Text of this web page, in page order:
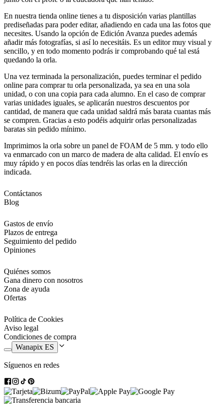
En nuestra tienda online tienes a tu disposición varias plantillas
prediseñadas para poder editar, añadiendo en cada una las fotos que
necesites. Usando la opción de Edición Avanza puedes además
añadir más fotografías, si así lo necesitáis. Es un editor muy visual y
sencillo, y en todo momento podrás ir comprobando qué tal está
quedando la orla.
Una vez terminada la personalización, puedes terminar el pedido
online para comprar tu orla personalizada, ya sea en una sola
unidad, o con una copia para cada alumno. En el caso de comprar
varias unidades iguales, se aplicarán nuestros descuentos por
cantidad, de manera que cada unidad saldrá más barata cuantas más
se compren. Gracias a esto podéis adquirir orlas personalizadas
baratas sin pedido mínimo.
Imprimimos la orla sobre un panel de FOAM de 5 mm. y todo ello
va enmarcado con un marco de madera de alta calidad. El envío es
muy rápido y en pocos días tendréis las orlas en la dirección
indicada.
Contáctanos
Blog
Gastos de envío
Plazos de entrega
Seguimiento del pedido
Opiniones
Quiénes somos
Gana dinero con nosotros
Zona de ayuda
Ofertas
Política de Cookies
Aviso legal
Condiciones de compra
Wanapix ES
Síguenos en redes